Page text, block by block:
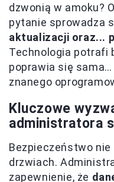
dzwonią w amoku?
pytanie sprowadza
aktualizacji oraz...
Technologia potrafi
poprawia się sama…
znanego
Kluczowe
administratora
Bezpieczeństwo nie
drzwiach.
zapewnienie, że